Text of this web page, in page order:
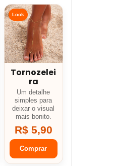
Look
Tornozelei
ra
Um detalhe
simples para
deixar o visual
mais bonito.
R$ 5,90
Comprar